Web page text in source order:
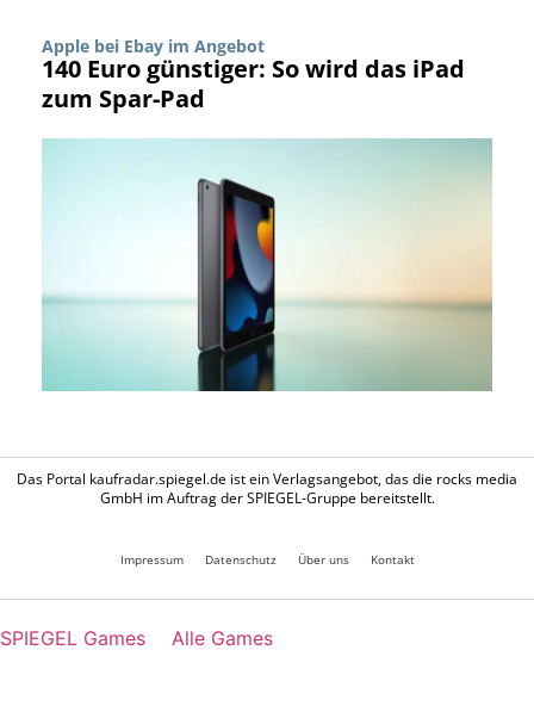
Apple bei Ebay im Angebot
140 Euro günstiger: So wird das iPad
zum Spar-Pad
Das Portal kaufradar.spiegel.de ist ein Verlagsangebot, das die rocks media
GmbH im Auftrag der SPIEGEL-Gruppe bereitstellt.
Impressum Datenschutz Über uns Kontakt
SPIEGEL Games Alle Games